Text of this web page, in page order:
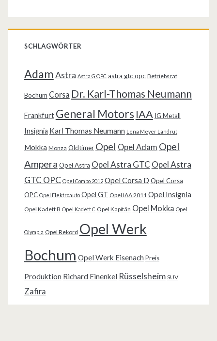
SCHLAGWÖRTER
AdamAstra Astra G OPC astra gtc opc Betriebsrat
Bochum Corsa Dr. Karl-Thomas Neumann
Frankfurt General Motors IAA IG Metall
Insignia Karl Thomas Neumann Lena Meyer Landrut
Mokka Monza Oldtimer Opel Opel Adam Opel
Ampera Opel Astra Opel Astra GTC Opel Astra
GTC OPC Opel Combo 2012 Opel Corsa D Opel Corsa
OPC Opel Elektroauto Opel GT Opel IAA 2011 Opel Insignia
Opel Kadett B Opel Kadett C Opel Kapitän Opel Mokka Opel
Olympia Opel Rekord Opel Werk
Bochum Opel Werk Eisenach Preis
Produktion Richard Einenkel Rüsselsheim SUV
Zafira